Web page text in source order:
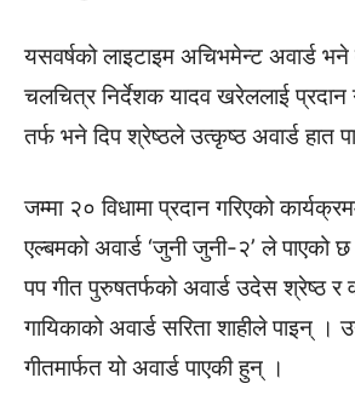
यसवर्षको लाइटाइम अचिभमेन्ट अवार्ड भने
चलचित्र निर्देशक यादव खरेललाई
तर्फ भने दिप श्रेष्ठले उत्कृष्ठ अवार्ड हात
जम्मा २० विधामा प्रदान गरिएको
एल्बमको अवार्ड ‘जुनी जुनी-२’ ले पाएको
पप गीत पुरुषतर्फको अवार्ड उदेस श्रेष्ठ र
गायिकाको अवार्ड सरिता शाहीले पाइन् ।
गीतमार्फत यो अवार्ड पाएकी हुन् ।